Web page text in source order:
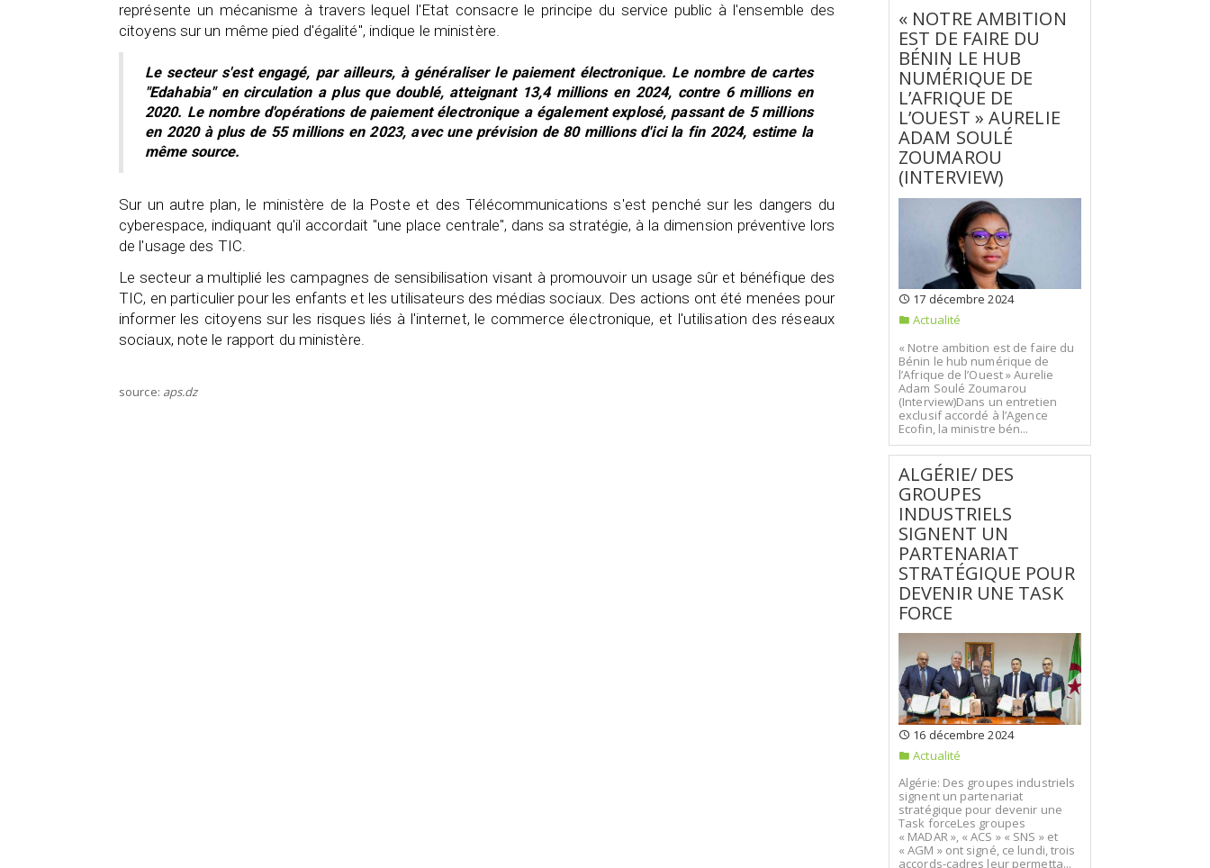
représente un mécanisme à travers lequel l'Etat consacre le principe du service public à l'ensemble des
citoyens sur un même pied d'égalité", indique le ministère.
Le secteur s'est engagé, par ailleurs, à généraliser le paiement électronique. Le nombre de cartes
"Edahabia" en circulation a plus que doublé, atteignant 13,4 millions en 2024, contre 6 millions en
2020. Le nombre d'opérations de paiement électronique a également explosé, passant de 5 millions
en 2020 à plus de 55 millions en 2023, avec une prévision de 80 millions d'ici la fin 2024, estime la
même source.
Sur un autre plan, le ministère de la Poste et des Télécommunications s'est penché sur les dangers du
cyberespace, indiquant qu'il accordait "une place centrale", dans sa stratégie, à la dimension préventive lors
de l'usage des TIC.
Le secteur a multiplié les campagnes de sensibilisation visant à promouvoir un usage sûr et bénéfique des
TIC, en particulier pour les enfants et les utilisateurs des médias sociaux. Des actions ont été menées pour
informer les citoyens sur les risques liés à l'internet, le commerce électronique, et l'utilisation des réseaux
sociaux, note le rapport du ministère.
source: aps.dz
« NOTRE AMBITION
EST DE FAIRE DU
BÉNIN LE HUB
NUMÉRIQUE DE
L’AFRIQUE DE
L’OUEST » AURELIE
ADAM SOULÉ
ZOUMAROU
(INTERVIEW)
17 décembre 2024
Actualité
« Notre ambition est de faire du
Bénin le hub numérique de
l’Afrique de l’Ouest » Aurelie
Adam Soulé Zoumarou
(Interview)Dans un entretien
exclusif accordé à l’Agence
Ecofin, la ministre bén...
ALGÉRIE/ DES
GROUPES
INDUSTRIELS
SIGNENT UN
PARTENARIAT
STRATÉGIQUE POUR
DEVENIR UNE TASK
FORCE
16 décembre 2024
Actualité
Algérie: Des groupes industriels
signent un partenariat
stratégique pour devenir une
Task forceLes groupes
« MADAR », « ACS » « SNS » et
« AGM » ont signé, ce lundi, trois
accords-cadres leur permetta...